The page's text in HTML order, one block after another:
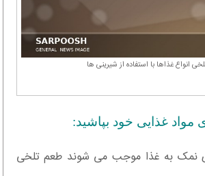
انواع غذاها با استفاده از شیرینی ها
غذایی خود بپاشید:
نمک به غذا موجب می شوند طعم تلخی